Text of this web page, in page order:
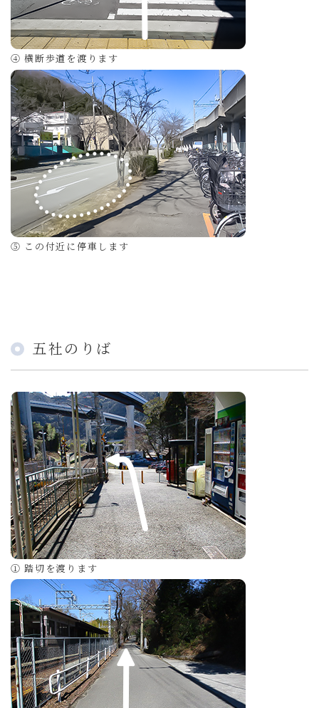
④ 横断歩道を渡ります
⑤ この付近に停車します
五社のりば
① 踏切を渡ります